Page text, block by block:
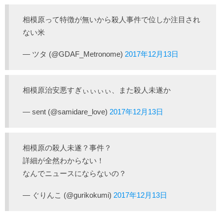
相模原って特徴が無いから殺人事件で位しか注目され
ない米
— ツタ (@GDAF_Metronome) 2017年12月13日
相模原治安悪すぎぃぃぃぃ、また殺人未遂か
— sent (@samidare_love) 2017年12月13日
相模原の殺人未遂？事件？
詳細が全然わからない！
なんでニュースにならないの？
— ぐりんこ (@gurikokumi) 2017年12月13日